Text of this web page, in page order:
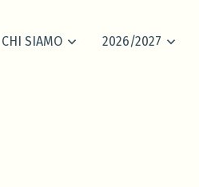
CHI SIAMO 2026/2027